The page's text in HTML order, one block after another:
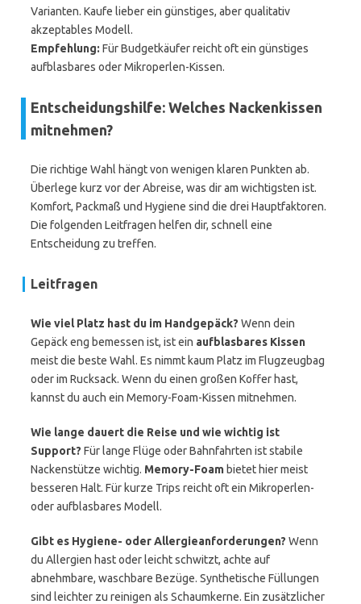
Varianten. Kaufe lieber ein günstiges, aber qualitativ
akzeptables Modell.
Empfehlung: Für Budgetkäufer reicht oft ein günstiges
aufblasbares oder Mikroperlen-Kissen.
Entscheidungshilfe: Welches Nackenkissen
mitnehmen?
Die richtige Wahl hängt von wenigen klaren Punkten ab.
Überlege kurz vor der Abreise, was dir am wichtigsten ist.
Komfort, Packmaß und Hygiene sind die drei Hauptfaktoren.
Die folgenden Leitfragen helfen dir, schnell eine
Entscheidung zu treffen.
Leitfragen
Wie viel Platz hast du im Handgepäck? Wenn dein
Gepäck eng bemessen ist, ist ein aufblasbares Kissen
meist die beste Wahl. Es nimmt kaum Platz im Flugzeugbag
oder im Rucksack. Wenn du einen großen Koffer hast,
kannst du auch ein Memory-Foam-Kissen mitnehmen.
Wie lange dauert die Reise und wie wichtig ist
Support? Für lange Flüge oder Bahnfahrten ist stabile
Nackenstütze wichtig. Memory-Foam bietet hier meist
besseren Halt. Für kurze Trips reicht oft ein Mikroperlen-
oder aufblasbares Modell.
Gibt es Hygiene- oder Allergieanforderungen? Wenn
du Allergien hast oder leicht schwitzt, achte auf
abnehmbare, waschbare Bezüge. Synthetische Füllungen
sind leichter zu reinigen als Schaumkerne. Ein zusätzlicher